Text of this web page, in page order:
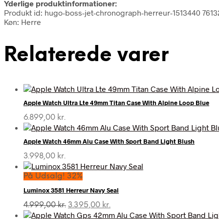
Yderlige produktinformationer:
Produkt id: hugo-boss-jet-chronograph-herreur-1513440
Køn: Herre
Relaterede varer
Apple Watch Ultra Lte 49mm Titan Case With Alpine Loop Blue
6.899,00 kr.
Apple Watch 46mm Alu Case With Sport Band Light Blush
3.998,00 kr.
På Udsalg! 32%
Luminox 3581 Herreur Navy Seal
4.999,00kr. Den
oprindelige
3.395,00 kr.
aktuelle